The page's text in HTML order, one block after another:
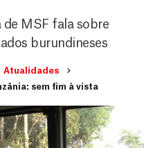
de MSF fala sobre
burundineses
Atualidades
sem fim à vista